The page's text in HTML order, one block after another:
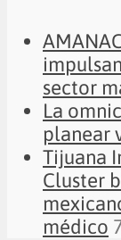
sector
La
planear
Tijuana
Cluster
médico